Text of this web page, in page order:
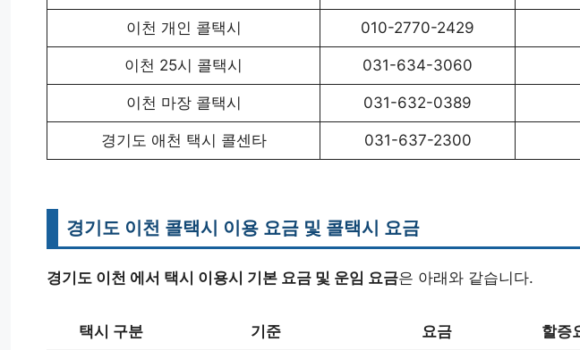
이천 개인 콜택시 010-2770-2429
이천 25시 콜택시 031-634-3060
이천 마장 콜택시 031-632-0389
경기도 애천 택시 콜센타 031-637-2300
경기도 이천 콜택시 이용 요금 및 콜택시 요금
경기도 이천 에서 택시 이용시 기본 요금 및 운임 요금은 아래와 같습니다.
택시 구분 기준 요금 할증